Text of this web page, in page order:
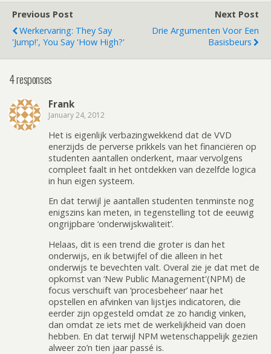
Previous Post
Werkervaring: They Say
'Jump!', You Say 'How High?'
Next Post
Drie Argumenten Voor Een
Basisbeurs
4 responses
Frank
January 24, 2012
Het is eigenlijk verbazingwekkend dat de VVD
enerzijds de perverse prikkels van het financiëren op
studenten aantallen onderkent, maar vervolgens
compleet faalt in het ontdekken van dezelfde logica
in hun eigen systeem.
En dat terwijl je aantallen studenten tenminste nog
enigszins kan meten, in tegenstelling tot de eeuwig
ongrijpbare ‘onderwijskwaliteit’.
Helaas, dit is een trend die groter is dan het
onderwijs, en ik betwijfel of die alleen in het
onderwijs te bevechten valt. Overal zie je dat met de
opkomst van ‘New Public Management'(NPM) de
focus verschuift van ‘procesbeheer’ naar het
opstellen en afvinken van lijstjes indicatoren, die
eerder zijn opgesteld omdat ze zo handig vinken,
dan omdat ze iets met de werkelijkheid van doen
hebben. En dat terwijl NPM wetenschappelijk gezien
alweer zo’n tien jaar passé is.